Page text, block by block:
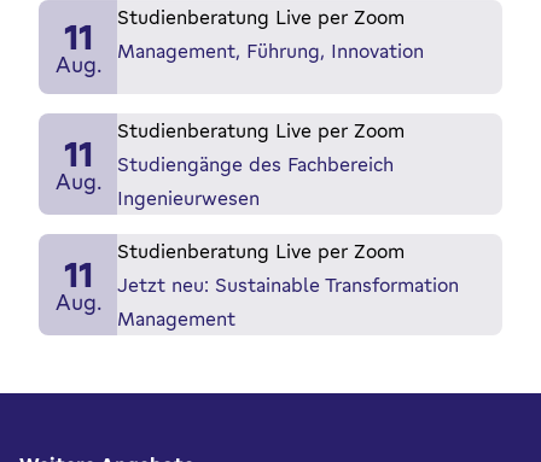
11
Aug.
Studienberatung Live per Zoom
Management, Führung, Innovation
11
Aug.
Studienberatung Live per Zoom
Studiengänge des Fachbereich
Ingenieurwesen
11
Aug.
Studienberatung Live per Zoom
Jetzt neu: Sustainable Transformation
Management